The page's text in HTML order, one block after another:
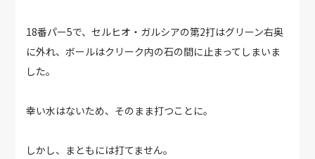
18番パー5で、セルヒオ・ガルシアの第2打はグリーン右奥
に外れ、ボールはクリーク内の石の間に止まってしまいま
した。
幸い水はないため、そのまま打つことに。
しかし、まともには打てません。